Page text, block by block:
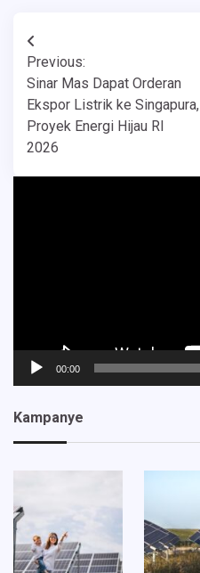
Navigasi
pos
Previous:
Sinar Mas Dapat Orderan
Ekspor Listrik ke Singapura,
Proyek Energi Hijau RI
2026
00:00
Kampanye